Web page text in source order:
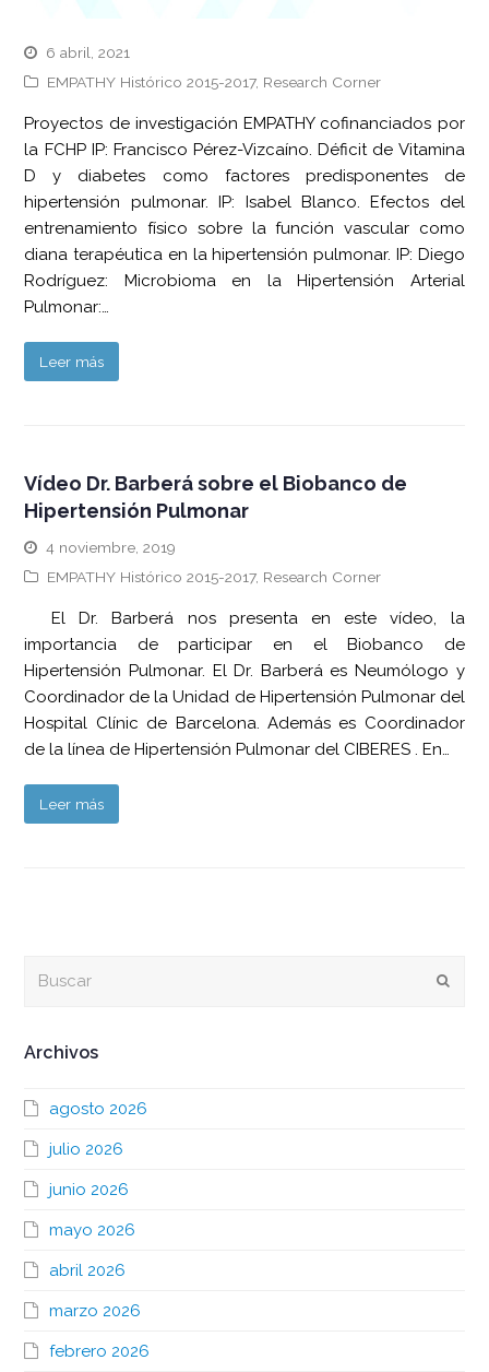
6 abril, 2021
EMPATHY Histórico 2015-2017, Research Corner
Proyectos de investigación EMPATHY cofinanciados por
la FCHP IP: Francisco Pérez-Vizcaíno. Déficit de Vitamina
D y diabetes como factores predisponentes de
hipertensión pulmonar. IP: Isabel Blanco. Efectos del
entrenamiento físico sobre la función vascular como
diana terapéutica en la hipertensión pulmonar. IP: Diego
Rodríguez: Microbioma en la Hipertensión Arterial
Pulmonar:…
Leer más
Vídeo Dr. Barberá sobre el Biobanco de
Hipertensión Pulmonar
4 noviembre, 2019
EMPATHY Histórico 2015-2017, Research Corner
El Dr. Barberá nos presenta en este vídeo, la
importancia de participar en el Biobanco de
Hipertensión Pulmonar. El Dr. Barberá es Neumólogo y
Coordinador de la Unidad de Hipertensión Pulmonar del
Hospital Clínic de Barcelona. Además es Coordinador
de la línea de Hipertensión Pulmonar del CIBERES . En…
Leer más
Archivos
agosto 2026
julio 2026
junio 2026
mayo 2026
abril 2026
marzo 2026
febrero 2026